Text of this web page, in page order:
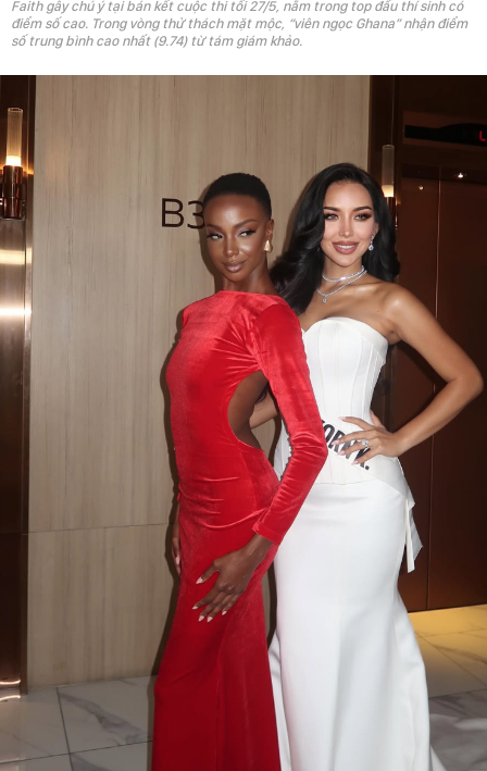
Faith gây chú ý tại bán kết cuộc thi tối 27/5, nằm trong top đầu thí sinh có
điểm số cao. Trong vòng thử thách mặt mộc, “viên ngọc Ghana” nhận điểm
số trung bình cao nhất (9.74) từ tám giám khảo.